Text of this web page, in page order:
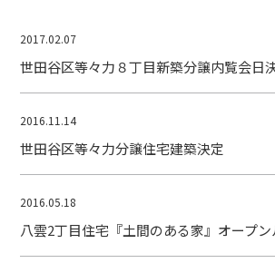
2017.02.07
2016.11.14
世田谷区等々力分譲住宅建築決定
2016.05.18